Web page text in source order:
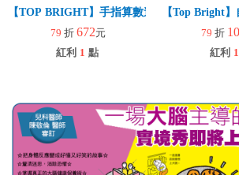
【TOP BRIGHT】手指算數遊戲組-加強版(趣
79 折 672元
紅利 1 點
【Top Bright
79 折
紅利 1